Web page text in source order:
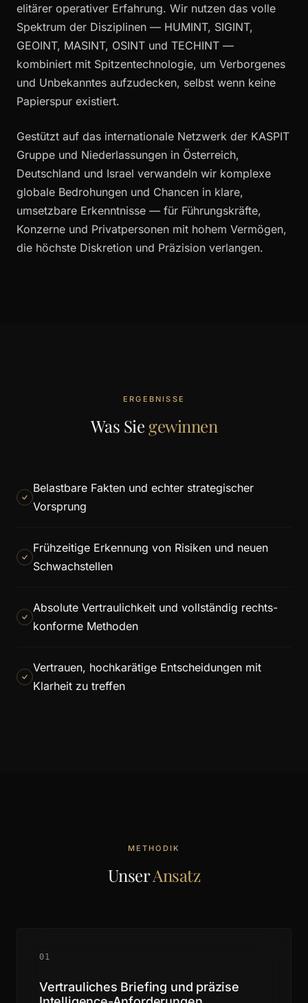
elitärer operativer Erfahrung. Wir nutzen das volle
Spektrum der Disziplinen — HUMINT, SIGINT,
GEOINT, MASINT, OSINT und TECHINT —
kombiniert mit Spitzentechnologie, um Verborgenes
und Unbekanntes aufzudecken, selbst wenn keine
Papierspur existiert.
Gestützt auf das internationale Netzwerk der KASPIT
Gruppe und Niederlassungen in Österreich,
Deutschland und Israel verwandeln wir komplexe
globale Bedrohungen und Chancen in klare,
umsetzbare Erkenntnisse — für Führungskräfte,
Konzerne und Privatpersonen mit hohem Vermögen,
die höchste Diskretion und Präzision verlangen.
ERGEBNISSE
Was Sie gewinnen
Belastbare Fakten und echter strategischer
Vorsprung
Frühzeitige Erkennung von Risiken und neuen
Schwachstellen
Absolute Vertraulichkeit und vollständig rechts­
konforme Methoden
Vertrauen, hochkarätige Entscheidungen mit
Klarheit zu treffen
METHODIK
UnserAnsatz
01
Vertrauliches Briefing und präzise